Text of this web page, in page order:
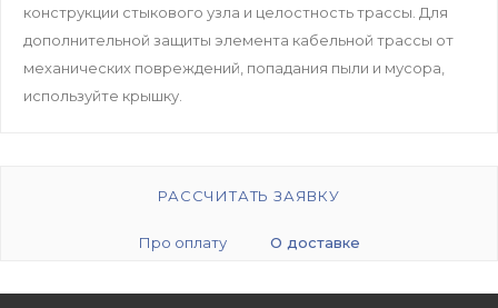
конструкции стыкового узла и целостность трассы. Для
дополнительной защиты элемента кабельной трассы от
механических повреждений, попадания пыли и мусора,
используйте крышку.
РАССЧИТАТЬ ЗАЯВКУ
Про оплату О доставке